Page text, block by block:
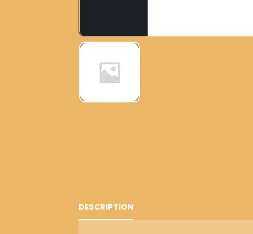
DESCRIPTION